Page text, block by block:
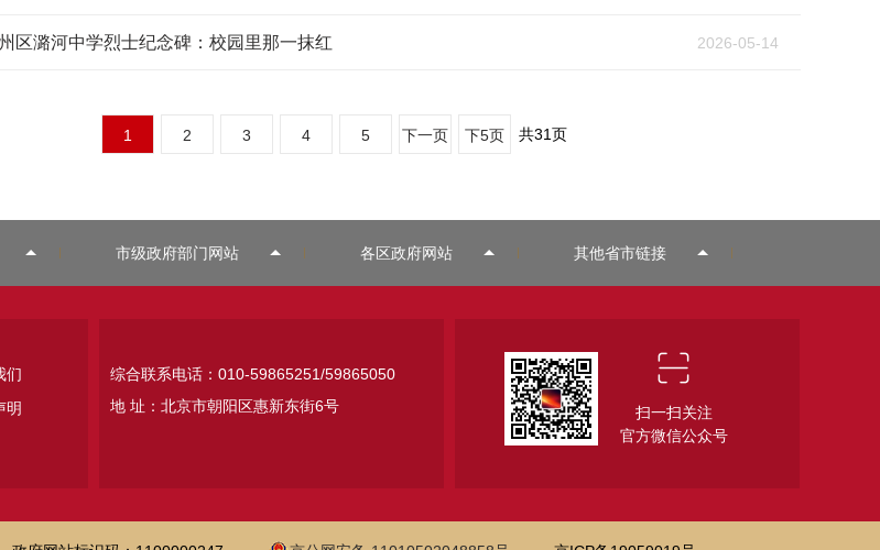
区潞河中学烈士纪念碑：校园里那一抹红 2026-05-14
1 2 3 4 5 下一页 下5页 共31页
市级政府部门网站 各区政府网站 其他省市链接
们
明
综合联系电话：010-59865251/59865050
地 址：北京市朝阳区惠新东街6号
扫一扫关注
官方微信公众号